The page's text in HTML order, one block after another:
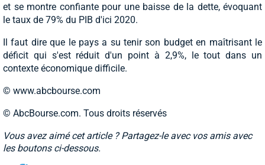
et se montre confiante pour une baisse de la dette, évoquant
le taux de 79% du PIB d'ici 2020.
Il faut dire que le pays a su tenir son budget en maîtrisant le
déficit qui s'est réduit d'un point à 2,9%, le tout dans un
contexte économique difficile.
© www.abcbourse.com
© AbcBourse.com. Tous droits réservés
Vous avez aimé cet article ? Partagez-le avec vos amis avec
les boutons ci-dessous.